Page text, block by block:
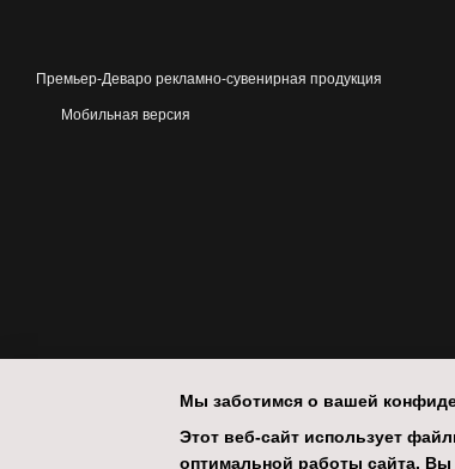
Премьер-Деваро рекламно-сувенирная продукция
Мобильная версия
Мы заботимся о вашей
Этот веб-сайт использует
оптимальной работы сайта. Вы